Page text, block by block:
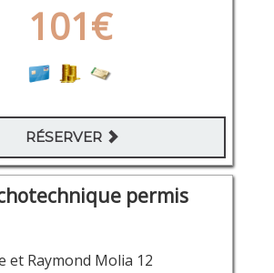
101€
RÉSERVER
permis
et Raymond Molia 12